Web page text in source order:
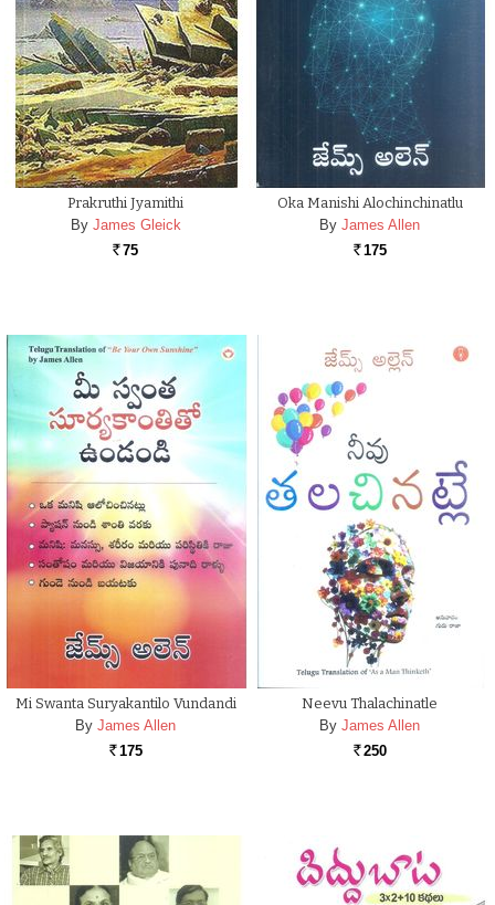
Prakruthi Jyamithi
By James Gleick
Rs. 75
Oka Manishi Alochinchinatlu
By James Allen
Rs. 175
Mi Swanta Suryakantilo Vundandi
By James Allen
Rs. 175
Neevu Thalachinatle
By James Allen
Rs. 250